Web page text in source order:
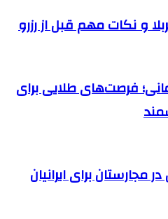
و نکات مهم قبل از رزرو
فرصت‌های طلایی برای
مجارستان برای ایرانیان